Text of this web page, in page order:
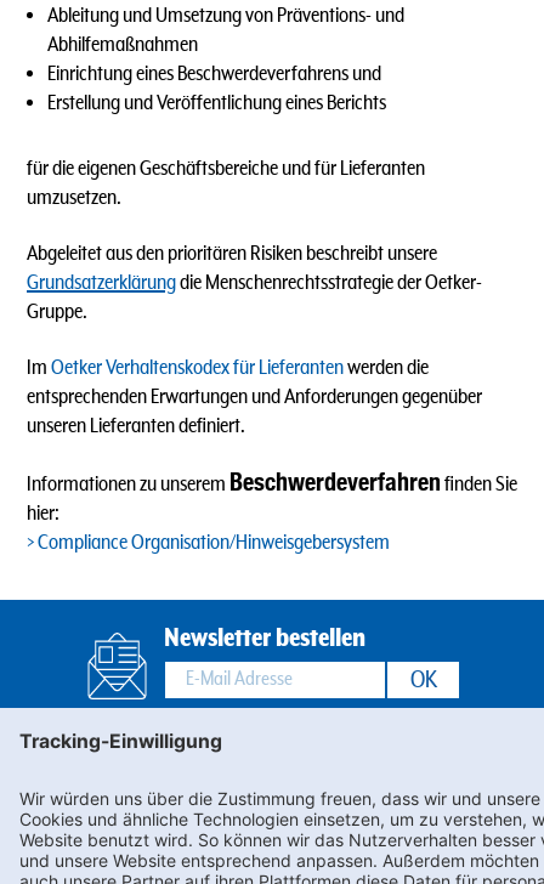
Ableitung und Umsetzung von Präventions- und
Abhilfemaßnahmen
Einrichtung eines Beschwerdeverfahrens und
Erstellung und Veröffentlichung eines Berichts
für die eigenen Geschäftsbereiche und für Lieferanten
umzusetzen.
Abgeleitet aus den prioritären Risiken beschreibt unsere
Grundsatzerklärungdie Menschenrechtsstrategie der Oetker-
Gruppe.
Im Oetker Verhaltenskodex für Lieferantenwerden die
entsprechenden Erwartungen und Anforderungen gegenüber
unseren Lieferanten definiert.
Informationen zu unserem Beschwerdeverfahren finden Sie
hier:
Compliance Organisation/Hinweisgebersystem
Newsletter bestellen
Footernav
Mobile
1.
Kontakt
Karriere
Datenschutz
Mobile
2.
Compliance
Impressum